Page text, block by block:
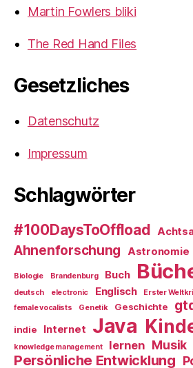
Martin Fowlers bliki
The Red Hand Files
Gesetzliches
Datenschutz
Impressum
Schlagwörter
#100DaysToOffload
Ahnenforschung Astronomie
Biologie Brandenburg Buch
deutsch electronic Englisch Erster
female vocalists Genetik Geschichte
indie Internet Java
knowledge management
lernen Musik
Persönliche Entwicklung